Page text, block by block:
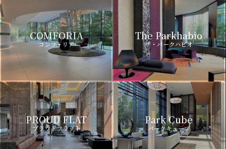
COMFORIA
コンフォリア
The Parkhabio
ザ・パークハビオ
PROUD FLAT
プラウドフラット
Park Cube
パークキューブ